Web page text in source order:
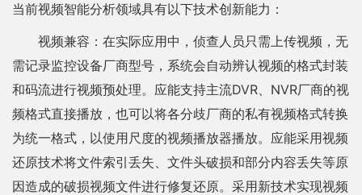
当前视频智能分析领域具有以下技术创新能力：
视频兼容：在实际应用中，侦查人员只需上传视频，无
需记录监控设备厂商型号，系统会自动辨认视频的格式封装
和码流进行视频预处理。应能支持主流DVR、NVR厂商的视
频格式直接播放，也可以将各分歧厂商的私有视频格式转换
为统一格式，以使用尺度的视频播放器播放。应能采用视频
还原技术将文件索引丢失、文件头破损和部分内容丢失等原
因造成的破损视频文件进行修复还原。采用新技术实现视频